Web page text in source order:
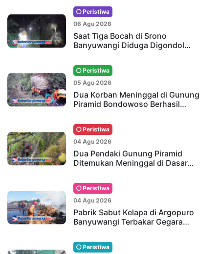
Peristiwa
06 Agu 2026
Saat Tiga Bocah di Srono
Banyuwangi Diduga Digondol…
Peristiwa
05 Agu 2026
Dua Korban Meninggal di Gunung
Piramid Bondowoso Berhasil…
Peristiwa
04 Agu 2026
Dua Pendaki Gunung Piramid
Ditemukan Meninggal di Dasar…
Peristiwa
04 Agu 2026
Pabrik Sabut Kelapa di Argopuro
Banyuwangi Terbakar Gegara…
Peristiwa